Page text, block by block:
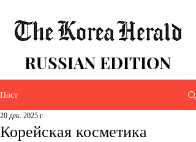
RUSSIAN EDITION
Пост
Корейская косметика
20 дек. 2025 г.